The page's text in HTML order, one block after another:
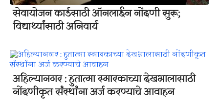
सेवायोजन कार्डसाठी ऑनलाईन नोंदणी सुरू;
विद्यार्थ्यांसाठी अनिवार्य
अहिल्यानगर : हुतात्मा स्मारकाच्या देखभालासाठी
नोंदणीकृत संस्थांना अर्ज करण्याचे आवाहन